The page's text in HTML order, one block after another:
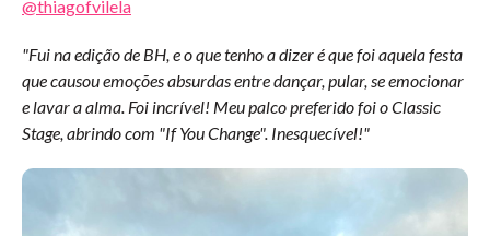
@thiagofvilela
"Fui na edição de BH, e o que tenho a dizer é que foi aquela festa
que causou emoções absurdas entre dançar, pular, se emocionar
e lavar a alma. Foi incrível! Meu palco preferido foi o Classic
Stage, abrindo com "If You Change". Inesquecível!"